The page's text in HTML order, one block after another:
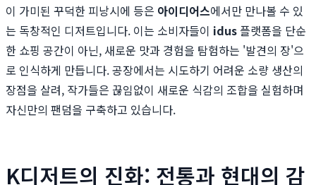
이 가미된 꾸덕한 피낭시에 등은 아이디어스에서만 만나볼 수 있
는 독창적인 디저트입니다. 이는 소비자들이 idus 플랫폼을 단순
한 쇼핑 공간이 아닌, 새로운 맛과 경험을 탐험하는 '발견의 장'으
로 인식하게 만듭니다. 공장에서는 시도하기 어려운 소량 생산의
장점을 살려, 작가들은 끊임없이 새로운 식감의 조합을 실험하며
자신만의 팬덤을 구축하고 있습니다.
K디저트의 진화: 전통과 현대의 감